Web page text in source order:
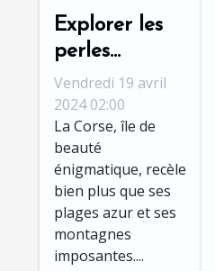
Explorer les
perles
cachées de la
Corse :
itinéraires
moins connus
et conseils
pratiques
Vendredi 19 avril
2024 02:00
La Corse, île de
beauté
énigmatique, recèle
bien plus que ses
plages azur et ses
montagnes
imposantes....